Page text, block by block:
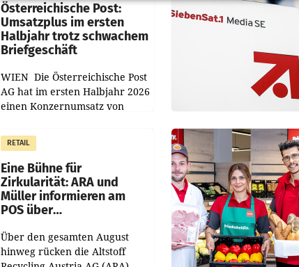
Österreichische Post:
Umsatzplus im ersten
Halbjahr trotz schwachem
Briefgeschäft
WIEN Die Österreichische Post
AG hat im ersten Halbjahr 2026
einen Konzernumsatz von
erwirtschaftet, was einem Plus
von 3,8 Prozent gegenüber
dem Vergleichszeitraum
RETAIL
Eine Bühne für
Zirkularität: ARA und
Müller informieren am
POS über
Über den gesamten August
hinweg rücken die Altstoff